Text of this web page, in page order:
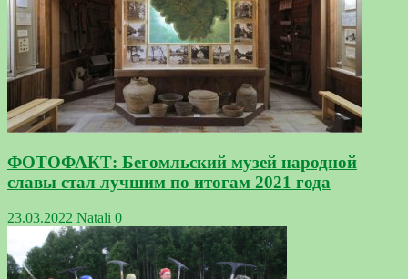
ФОТОФАКТ: Бегомльский музей народной
славы стал лучшим по итогам 2021 года
23.03.2022 Natali 0